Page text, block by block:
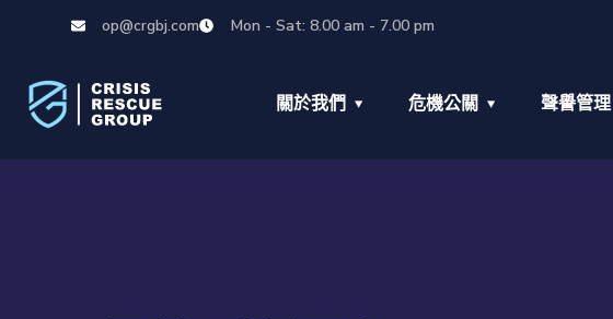
op@crgbj.com Mon - Sat: 8.00 am - 7.00 pm
關於我們 危機公關 聲譽管理